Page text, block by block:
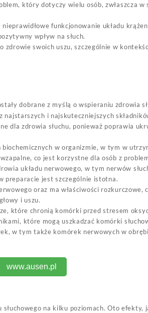
który dotyczy wielu osób, zwłaszcza
nieprawidłowe funkcjonowanie układu
wpływ na słuch.
zdrowie swoich uszu, szczególnie w
dobrane z myślą o wspieraniu zdrowia
najstarszych i najskuteczniejszych
dla zdrowia słuchu, ponieważ poprawia
w organizmie, w tym w
co jest korzystne dla osób z
układu nerwowego, w tym nerwów
preparacie jest szczególnie istotna.
oraz ma właściwości
i uszu.
które chronią komórki przed stresem
które mogą uszkadzać komórki
w tym także komórek nerwowych w
www.ausen.pl
na kilku poziomach. Oto efekty,